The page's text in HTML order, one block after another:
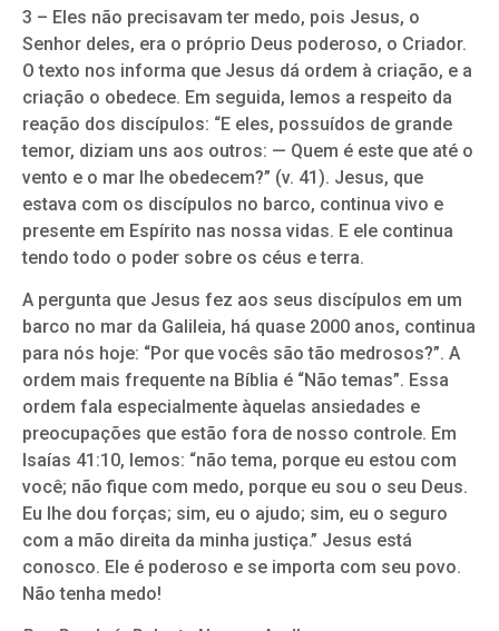
3 – Eles não precisavam ter medo, pois Jesus, o
Senhor deles, era o próprio Deus poderoso, o Criador.
O texto nos informa que Jesus dá ordem à criação, e a
criação o obedece. Em seguida, lemos a respeito da
reação dos discípulos: “E eles, possuídos de grande
temor, diziam uns aos outros: — Quem é este que até o
vento e o mar lhe obedecem?” (v. 41). Jesus, que
estava com os discípulos no barco, continua vivo e
presente em Espírito nas nossa vidas. E ele continua
tendo todo o poder sobre os céus e terra.
A pergunta que Jesus fez aos seus discípulos em um
barco no mar da Galileia, há quase 2000 anos, continua
para nós hoje: “Por que vocês são tão medrosos?”. A
ordem mais frequente na Bíblia é “Não temas”. Essa
ordem fala especialmente àquelas ansiedades e
preocupações que estão fora de nosso controle. Em
Isaías 41:10, lemos: “não tema, porque eu estou com
você; não fique com medo, porque eu sou o seu Deus.
Eu lhe dou forças; sim, eu o ajudo; sim, eu o seguro
com a mão direita da minha justiça.” Jesus está
conosco. Ele é poderoso e se importa com seu povo.
Não tenha medo!